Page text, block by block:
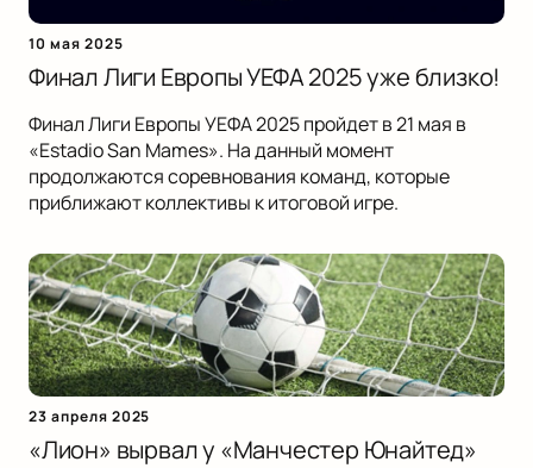
10 мая 2025
Финал Лиги Европы УЕФА 2025 уже близко!
Финал Лиги Европы УЕФА 2025 пройдет в 21 мая в
«Estadio San Mames». На данный момент
продолжаются соревнования команд, которые
приближают коллективы к итоговой игре.
23 апреля 2025
«Лион» вырвал у «Манчестер Юнайтед»